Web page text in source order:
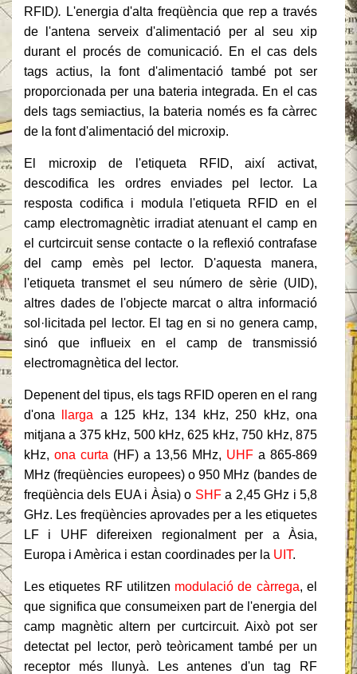
RFID). L'energia d'alta freqüència que rep a través
de l'antena serveix d'alimentació per al seu xip
durant el procés de comunicació. En el cas dels
tags actius, la font d'alimentació també pot ser
proporcionada per una bateria integrada. En el cas
dels tags semiactius, la bateria només es fa càrrec
de la font d'alimentació del microxip.
El microxip de l'etiqueta RFID, així activat,
descodifica les ordres enviades pel lector. La
resposta codifica i modula l'etiqueta RFID en el
camp electromagnètic irradiat atenuant el camp en
el curtcircuit sense contacte o la reflexió contrafase
del camp emès pel lector. D'aquesta manera,
l'etiqueta transmet el seu número de sèrie (UID),
altres dades de l'objecte marcat o altra informació
sol·licitada pel lector. El tag en si no genera camp,
sinó que influeix en el camp de transmissió
electromagnètica del lector.
Depenent del tipus, els tags RFID operen en el rang
d'ona
llarga a 125 kHz, 134 kHz, 250 kHz, ona
mitjana a 375 kHz, 500 kHz, 625 kHz, 750 kHz, 875
kHz, ona curta (HF) a 13,56 MHz, UHF a 865-869
MHz (freqüències europees) o 950 MHz (bandes de
freqüència dels EUA i Àsia) o SHF a 2,45 GHz i 5,8
GHz. Les freqüències aprovades per a les etiquetes
LF i UHF difereixen regionalment per a Àsia,
Europa i Amèrica i estan coordinades per la UIT.
Les etiquetes RF utilitzen modulació de càrrega, el
que significa que consumeixen part de l'energia del
camp magnètic altern per curtcircuit. Això pot ser
detectat pel lector, però teòricament també per un
receptor més llunyà. Les antenes d'un tag RF